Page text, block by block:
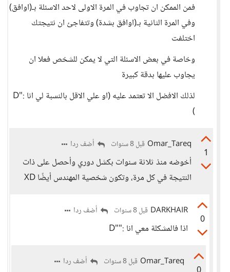
فمن الممكن ان تجاوب في المرة الاولى لاحد الاسئلة بـ(اوافق)
وفي المرة الثانية بـ(اوافق بشدة) وتتفاجئ ان نتيجتك
اختلفت
وخاصة في بعض الاسئلة التي لا يمكن للشخص فعلا ان
يجاوب عليها بدقة كبيرة
لذلك الافضل الا تعتمد عليه (او علي الاقل بالنسبة لي انا :"D
)
1
Omar_Tareq قبل 8 سنوات أضف ردا
أخوضه منذ ثلاثة سنوات بكشل دوري وأحصل على ذات
النتيجة في كل مرة، وتكون شخصية المهندس أيضًا XD
0
DARKHAIR قبل 8 سنوات أضف ردا
اذا فالمشكلة معي انا :""D
Omar_Tareq قبل 8 سنوات أضف ردا